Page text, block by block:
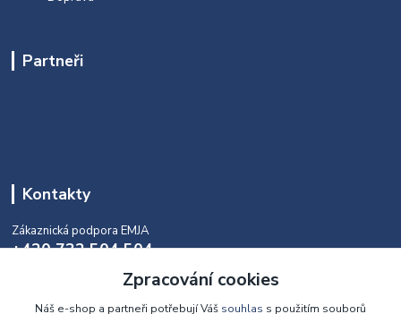
Partneři
Kontakty
Zákaznická podpora EMJA
+420 732 504 504
(během naší aktuální otevírací doby)
info@emja.cz
Zpracování cookies
Náš e-shop a partneři potřebují Váš souhlas s použitím souborů